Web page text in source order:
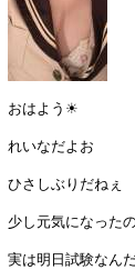
おはよう☀
れいなだよお
ひさしぶりだねぇ
少し元気になった
実は明日試験なん